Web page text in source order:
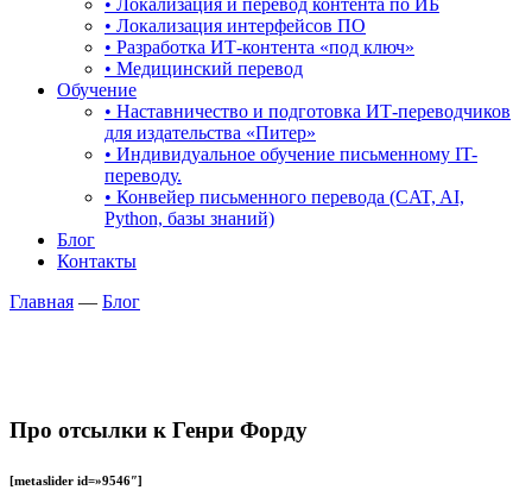
• Локализация интерфейсов ПО
• Разработка ИТ-контента «под ключ»
• Медицинский перевод
Обучение
• Наставничество и подготовка ИТ-переводчиков
для издательства «Питер»
• Индивидуальное обучение письменному IT-
переводу.
• Конвейер письменного перевода (CAT, AI,
Python, базы знаний)
Блог
Контакты
Главная — Блог
Про отсылки к Генри Форду
[metaslider id=»9546″]